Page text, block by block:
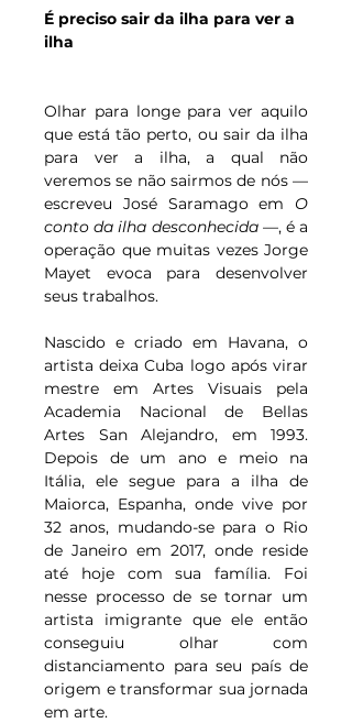
É preciso sair da ilha para ver a
ilha
Olhar para longe para ver aquilo
que está tão perto, ou sair da ilha
para ver a ilha, a qual não
veremos se não sairmos de nós —
escreveu José Saramago em O
conto da ilha desconhecida —, é a
operação que muitas vezes Jorge
Mayet evoca para desenvolver
seus trabalhos.
Nascido e criado em Havana, o
artista deixa Cuba logo após virar
mestre em Artes Visuais pela
Academia Nacional de Bellas
Artes San Alejandro, em 1993.
Depois de um ano e meio na
Itália, ele segue para a ilha de
Maiorca, Espanha, onde vive por
32 anos, mudando-se para o Rio
de Janeiro em 2017, onde reside
até hoje com sua família. Foi
nesse processo de se tornar um
artista imigrante que ele então
conseguiu olhar com
distanciamento para seu país de
origem e transformar sua jornada
em arte.